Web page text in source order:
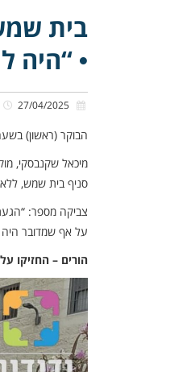
ידידים •
בית
• “היה
הבוקר (ראשון) בשעה 9:07, תינוק בן שנה ננעל בשגגה ברכב לעיני אביו ברחוב חולדה הנביאה, ברמה ג’
מיכאל שקנבסקי,
סניף בית שמש,
צביקה מספר:
על אף שמדובר היה
הורים – החזיקו